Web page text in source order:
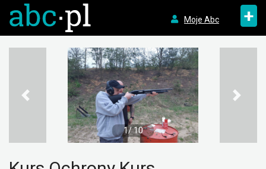
Moje Abc +
1/ 10